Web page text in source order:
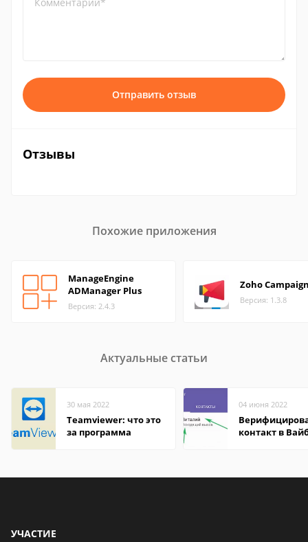
Отправить отзыв
Отзывы
Похожие приложения
ManageEngine
ADManager Plus
Версия: 2.4.3
Zoho
Версия: 1.3.8
Актуальные статьи
30 мая 2022
Teamviewer: что это
за программа
04 июня 2022
контакт в
УЧАСТИЕ